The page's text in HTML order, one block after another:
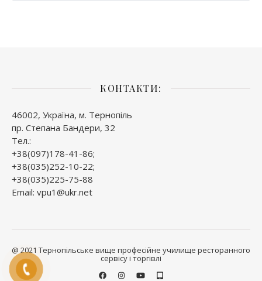
КОНТАКТИ:
46002, Україна, м. Тернопіль
пр. Степана Бандери, 32
Тел.:
+38(097)178-41-86;
+38(035)252-10-22;
+38(035)225-75-88
Email: vpu1@ukr.net
@ 2021 Тернопільське вище професійне училище ресторанного
сервісу і торгівлі